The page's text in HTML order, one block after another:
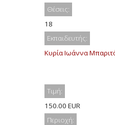
Θέσεις:
18
Εκπαιδευτής:
Κυρία Ιωάννα
Τιμή:
150.00 EUR
Περιοχή: